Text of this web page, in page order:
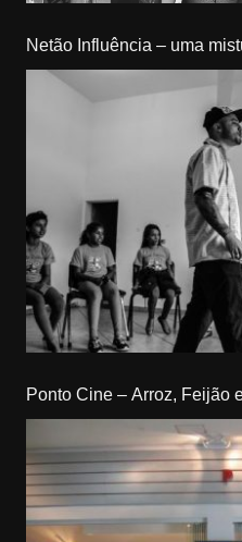
Netão Influência – uma
Ponto Cine – Arroz, Feijão